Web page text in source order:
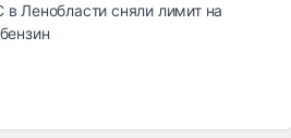
Ленобласти сняли лимит на